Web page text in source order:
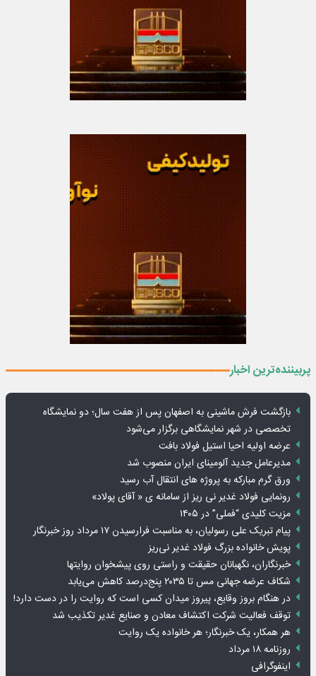
پربیننده‌ترین اخبار
بازگشت فرش ماشینی به اصفهان پس از هفت سال؛ دو نمایشگاه
تخصصی در شهر نمایشگاهی برگزار می‌شود
عرضه اولیه احیا استیل فولاد بافت
مدیرعامل جدید آلومینای ایران منصوب شد
ورق گرم مبارکه به پروژه های انتقال آب رسید
رونمایی فولاد غدیر نی ریز از سامانه ی « آقای پولاد»
مزیت کلیدی “فملی” در ۱۴۰۵
پیام تبریک علی رسولیان، به مناسبت فرارسیدن ۱۷ مرداد روز خبرنگار
پویش خانواده بزرگ فولاد غدیر نی‌ریز
خبرنگاران، نگهبانان حقیقت و راستی روی پیشخوان روایت­ها
شکاف عرضه جهانی مس تا ۲۰۳۵ پنج‌درصد کاهش می‌یابد
در هنگام بروز وقایع، پیروز میدان کسی است که روایت را در دست دارد!
توقف فعالیت شرکت اکتشاف معادن و صنایع غدیر تکذیب شد
هر همکار، یک خبرنگار؛ هر خانواده یک روایت
روزنامه ۱۸ مرداد
اینفوگرافی